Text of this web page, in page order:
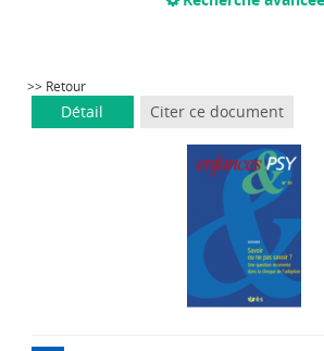
>> Retour
Détail Citer ce document